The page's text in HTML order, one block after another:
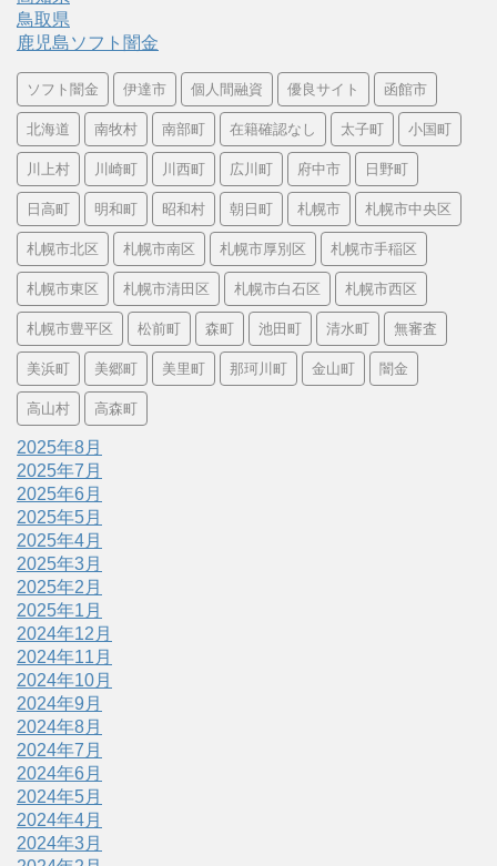
鳥取県
鹿児島ソフト闇金
ソフト闇金 伊達市 個人間融資 優良サイト 函館市
北海道 南牧村 南部町 在籍確認なし 太子町 小国町
川上村 川崎町 川西町 広川町 府中市 日野町
日高町 明和町 昭和村 朝日町 札幌市 札幌市中央区
札幌市北区 札幌市南区 札幌市厚別区 札幌市手稲区
札幌市東区 札幌市清田区 札幌市白石区 札幌市西区
札幌市豊平区 松前町 森町 池田町 清水町 無審査
美浜町 美郷町 美里町 那珂川町 金山町 闇金
高山村 高森町
2025年8月
2025年7月
2025年6月
2025年5月
2025年4月
2025年3月
2025年2月
2025年1月
2024年12月
2024年11月
2024年10月
2024年9月
2024年8月
2024年7月
2024年6月
2024年5月
2024年4月
2024年3月